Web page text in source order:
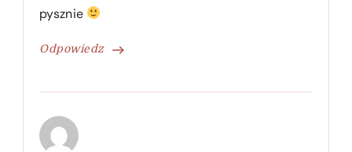
Odpowiedz
pysznie